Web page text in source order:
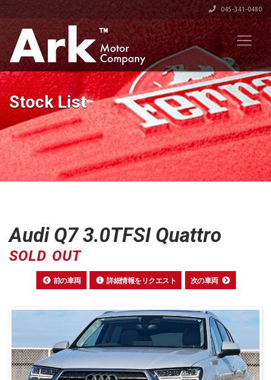
045-341-0480
Stock List
Audi Q7 3.0TFSI Quattro
前の車両 詳細情報をリクエスト 次の車両